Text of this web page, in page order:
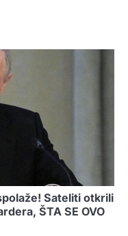
Sateliti otkrili
ŠTA SE OVO